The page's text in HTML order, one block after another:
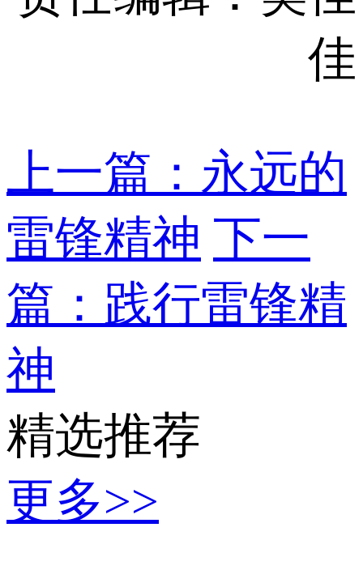
佳
上一篇：永远的
雷锋精神 下一
篇：践行雷锋精
神
精选推荐
更多>>